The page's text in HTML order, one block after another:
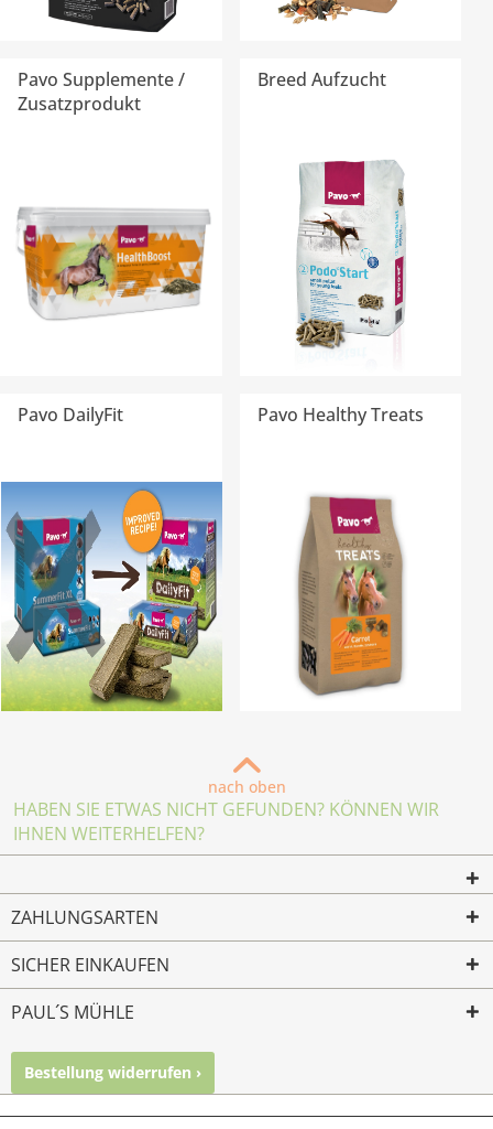
Pavo Supplemente /
Zusatzprodukt
Breed Aufzucht
Pavo DailyFit Pavo Healthy Treats
nach oben
HABEN SIE ETWAS NICHT GEFUNDEN? KÖNNEN WIR
IHNEN WEITERHELFEN?
ZAHLUNGSARTEN
SICHER EINKAUFEN
PAUL´S MÜHLE
Bestellung widerrufen ›